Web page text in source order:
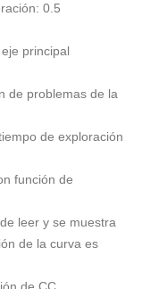
0.5
principal
de problemas de la
de exploración
función de
leer y se muestra
de la curva es